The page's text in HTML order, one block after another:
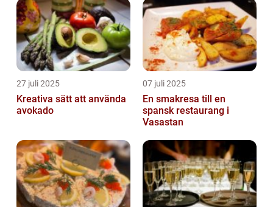
27 juli 2025
Kreativa sätt att använda
avokado
07 juli 2025
En smakresa till en
spansk restaurang i
Vasastan